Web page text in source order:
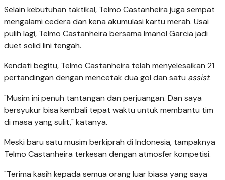
Selain kebutuhan taktikal, Telmo Castanheira juga sempat
mengalami cedera dan kena akumulasi kartu merah. Usai
pulih lagi, Telmo Castanheira bersama Imanol Garcia jadi
duet solid lini tengah.
Kendati begitu, Telmo Castanheira telah menyelesaikan 21
pertandingan dengan mencetak dua gol dan satu assist.
"Musim ini penuh tantangan dan perjuangan. Dan saya
bersyukur bisa kembali tepat waktu untuk membantu tim
di masa yang sulit," katanya.
Meski baru satu musim berkiprah di Indonesia, tampaknya
Telmo Castanheira terkesan dengan atmosfer kompetisi.
"Terima kasih kepada semua orang luar biasa yang saya